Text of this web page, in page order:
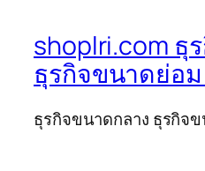
shoplri.com ธุ
ธุรกิจขนาดย่อ
ธุรกิจขนาดกลาง ธุรกิจ